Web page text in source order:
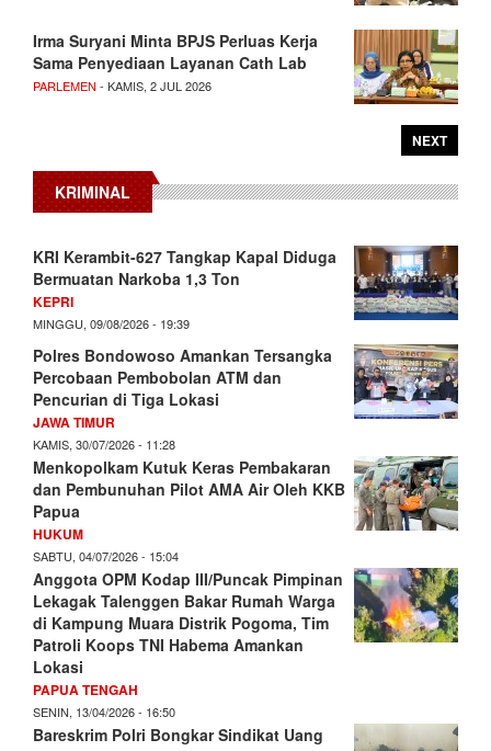
Irma Suryani Minta BPJS Perluas Kerja
Sama Penyediaan Layanan Cath Lab
PARLEMEN - KAMIS, 2 JUL 2026
NEXT
KRIMINAL
KRI Kerambit-627 Tangkap Kapal Diduga
Bermuatan Narkoba 1,3 Ton
KEPRI
MINGGU, 09/08/2026 - 19:39
Polres Bondowoso Amankan Tersangka
Percobaan Pembobolan ATM dan
Pencurian di Tiga Lokasi
JAWA TIMUR
KAMIS, 30/07/2026 - 11:28
Menkopolkam Kutuk Keras Pembakaran
dan Pembunuhan Pilot AMA Air Oleh KKB
Papua
HUKUM
SABTU, 04/07/2026 - 15:04
Anggota OPM Kodap III/Puncak Pimpinan
Lekagak Talenggen Bakar Rumah Warga
di Kampung Muara Distrik Pogoma, Tim
Patroli Koops TNI Habema Amankan
Lokasi
PAPUA TENGAH
SENIN, 13/04/2026 - 16:50
Bareskrim Polri Bongkar Sindikat Uang